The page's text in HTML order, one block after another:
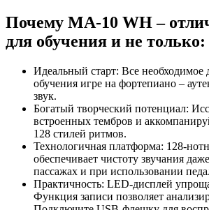
Почему MA-10 WH –
для обучения и не только:
Идеальный старт: Все необходимое
обучения игре на фортепиано –
звук.
Богатый творческий потенциал:
встроенных тембров и
128 стилей ритмов.
Технологичная платформа: 128-
обеспечивает чистоту звучания
пассажах и при использовании
Практичность: LED-дисплей
Функция записи позволяет